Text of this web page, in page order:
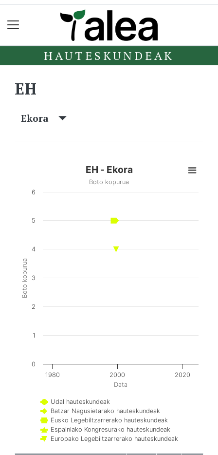
HAUTESKUNDEAK
EH
Ekora
Data
Boto kopurua
EH - Ekora
Boto kopurua
Udal hauteskundeak
Batzar Nagusietarako hauteskundeak
Eusko Legebiltzarrerako hauteskundeak
Espainiako Kongresurako hauteskundeak
Europako Legebiltzarrerako hauteskundeak
1980 2000 2020
0
1
2
3
4
5
6